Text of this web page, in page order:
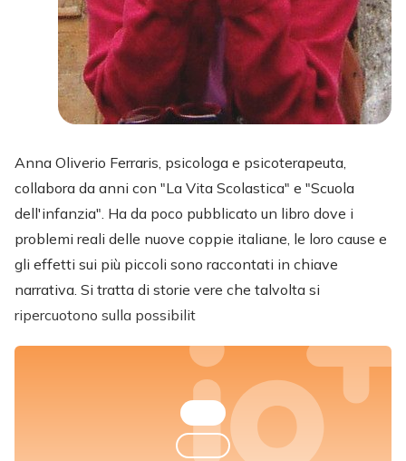
Anna Oliverio Ferraris, psicologa e psicoterapeuta,
collabora da anni con "La Vita Scolastica" e "Scuola
dell'infanzia". Ha da poco pubblicato un libro dove i
problemi reali delle nuove coppie italiane, le loro cause e
gli effetti sui più piccoli sono raccontati in chiave
narrativa. Si tratta di storie vere che talvolta si
ripercuotono sulla possibilit